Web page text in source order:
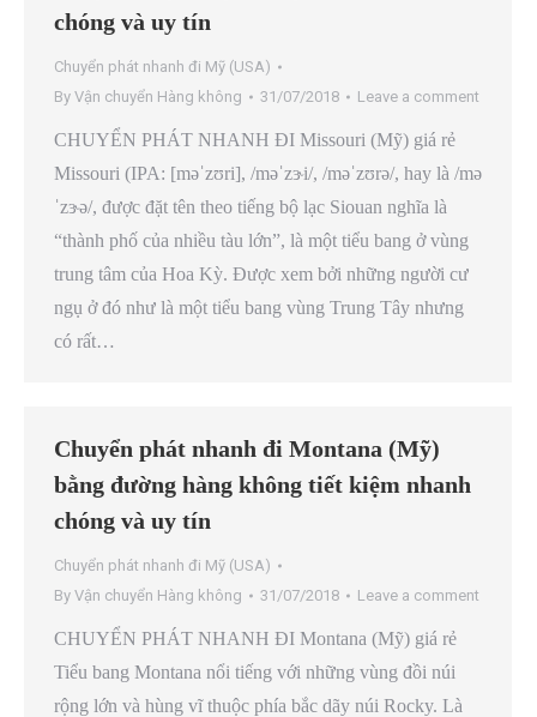
chóng và uy tín
Chuyển phát nhanh đi Mỹ (USA)
By Vận chuyển Hàng không 31/07/2018 Leave a comment
CHUYỂN PHÁT NHANH ĐI Missouri (Mỹ) giá rẻ
Missouri (IPA: [məˈzʊri], /məˈzɝi/, /məˈzʊrə/, hay là /mə
ˈzɝə/, được đặt tên theo tiếng bộ lạc Siouan nghĩa là
“thành phố của nhiều tàu lớn”, là một tiểu bang ở vùng
trung tâm của Hoa Kỳ. Được xem bởi những người cư
ngụ ở đó như là một tiểu bang vùng Trung Tây nhưng
có rất…
Chuyển phát nhanh đi Montana (Mỹ)
bằng đường hàng không tiết kiệm nhanh
chóng và uy tín
Chuyển phát nhanh đi Mỹ (USA)
By Vận chuyển Hàng không 31/07/2018 Leave a comment
CHUYỂN PHÁT NHANH ĐI Montana (Mỹ) giá rẻ
Tiểu bang Montana nổi tiếng với những vùng đồi núi
rộng lớn và hùng vĩ thuộc phía bắc dãy núi Rocky. Là